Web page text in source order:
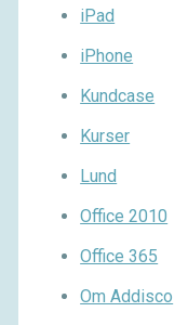
iPad
iPhone
Kundcase
Kurser
Lund
Office 2010
Office 365
Om Addisco